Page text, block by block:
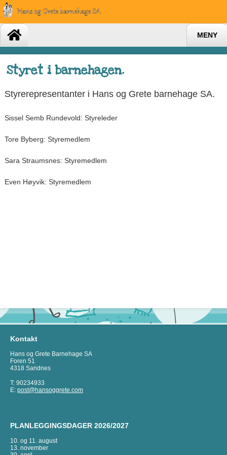
MENY
Styret i barnehagen.
Styrerepresentanter i Hans og Grete barnehage SA.
Sissel Semb Rundevold: Styreleder
Tore Byberg: Styremedlem
Sara Straumsnes: Styremedlem
Even Høyvik: Styremedlem
Kontakt
Hans og Grete Barnehage SA
Foren 51
4318 Sandnes
T: 90234933
E: post@hansoggrete.com
PLANLEGGINGSDAGER 2026/2027
10. og 11. august
13. november